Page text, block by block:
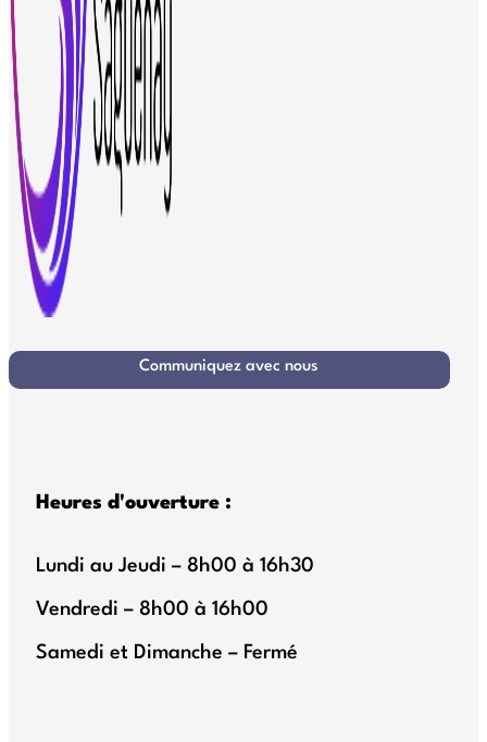
Communiquez avec nous
Heures d'ouverture :
Lundi au Jeudi – 8h00 à 16h30
Vendredi – 8h00 à 16h00
Samedi et Dimanche – Fermé